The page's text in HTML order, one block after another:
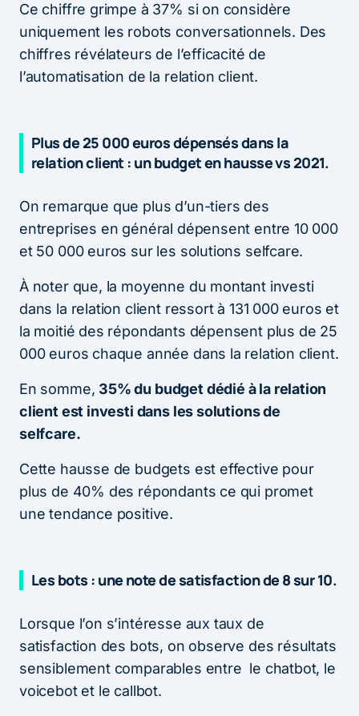
Ce chiffre grimpe à 37% si on considère
uniquement les robots conversationnels. Des
chiffres révélateurs de l’efficacité de
l’automatisation de la relation client.
Plus de 25 000 euros dépensés dans la
relation client : un budget en hausse vs 2021.
On remarque que plus d’un-tiers des
entreprises en général dépensent entre 10 000
et 50 000 euros sur les solutions selfcare.
À noter que, la moyenne du montant investi
dans la relation client ressort à 131 000 euros et
la moitié des répondants dépensent plus de 25
000 euros chaque année dans la relation client.
En somme, 35% du budget dédié à la relation
client est investi dans les solutions de
selfcare.
Cette hausse de budgets est effective pour
plus de 40% des répondants ce qui promet
une tendance positive.
Les bots : une note de satisfaction de 8 sur 10.
Lorsque l’on s’intéresse aux taux de
satisfaction des bots, on observe des résultats
sensiblement comparables entre le chatbot, le
voicebot et le callbot.